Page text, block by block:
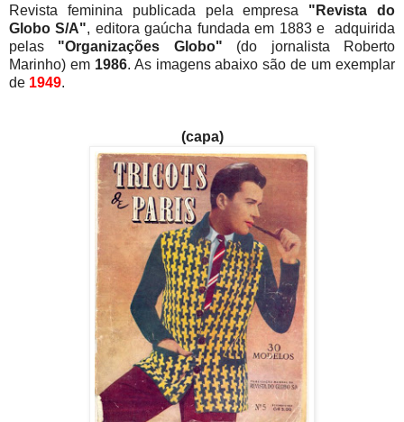
Revista feminina publicada pela empresa "Revista do
Globo S/A", editora gaúcha fundada em 1883 e adquirida
pelas "Organizações Globo" (do jornalista Roberto
Marinho) em 1986. As imagens abaixo são de um exemplar
de 1949.
(capa)